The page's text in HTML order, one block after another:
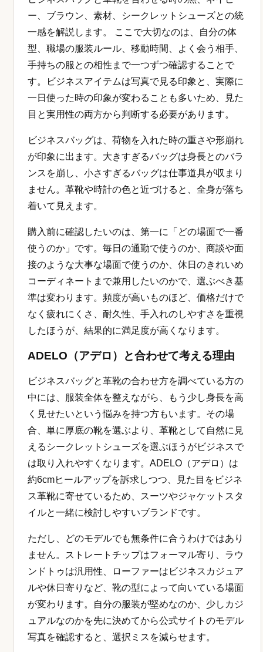
ー、ブラウン、素材、シークレットシューズとの統
一感を解説します。 ここで大切なのは、自分の体
型、職場の服装ルール、移動時間、よく会う相手、
手持ちの服との相性まで一つずつ確認することで
す。ビジネスアイテムは写真で見る印象と、実際に
一日使った時の印象が変わることも多いため、見た
目と実用性の両方から判断する必要があります。
ビジネスバッグは、荷物を入れた時の重さや形崩れ
が印象に出ます。大きすぎるバッグは身長とのバラ
ンスを崩し、小さすぎるバッグは仕事道具が収まり
ません。革靴や時計の色と近づけると、全身が落ち
着いて見えます。
購入前に確認したいのは、第一に「どの場面で一番
使うのか」です。毎日の通勤で使うのか、商談や面
接のような大事な場面で使うのか、休日のきれいめ
コーディネートまで兼用したいのかで、選ぶべき基
準は変わります。頻度が高いものほど、価格だけで
なく疲れにくさ、耐久性、手入れのしやすさを重視
したほうが、結果的に満足度が高くなります。
ADELO（アデロ）と合わせて考える理由
ビジネスバッグと革靴の合わせ方を調べている方の
中には、服装全体を整えながら、もう少し身長を高
く見せたいという悩みを持つ方もいます。その場
合、単に厚底の靴を選ぶより、革靴として自然に見
えるシークレットシューズを選ぶほうがビジネスで
は取り入れやすくなります。ADELO（アデロ）は
約6cmヒールアップを訴求しつつ、見た目をビジネ
ス革靴に寄せているため、スーツやジャケットスタ
イルと一緒に検討しやすいブランドです。
ただし、どのモデルでも無条件に合うわけではあり
ません。ストレートチップはフォーマル寄り、ラウ
ンドトゥは汎用性、ローファーはビジネスカジュア
ルや休日寄りなど、靴の型によって向いている場面
が変わります。自分の服装が堅めなのか、少しカジ
ュアルなのかを先に決めてから公式サイトのモデル
写真を確認すると、選択ミスを減らせます。